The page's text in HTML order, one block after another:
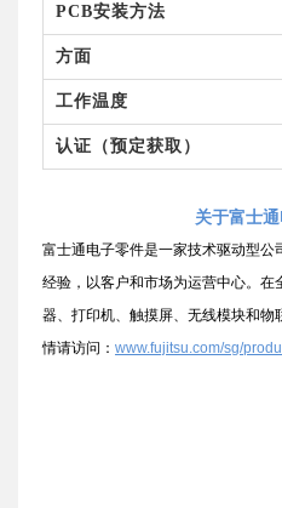
PCB安装方法
方面
工作温度
认证（预定获取）
关于富士
富士通电子零件是一家技术驱动型公
经验，以客户和市场为运营中心。
器、打印机、触摸屏、无线模块和
情请访问： www.fujitsu.com/sg/